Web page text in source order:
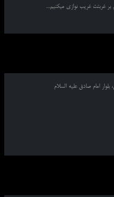
بر غربتت غریب نوازی میکنیم...
امام صادق علیه السلام